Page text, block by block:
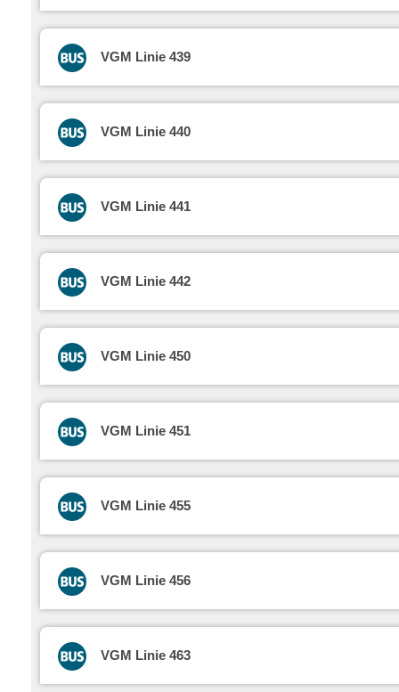
VGM Linie 439
VGM Linie 440
VGM Linie 441
VGM Linie 442
VGM Linie 450
VGM Linie 451
VGM Linie 455
VGM Linie 456
VGM Linie 463